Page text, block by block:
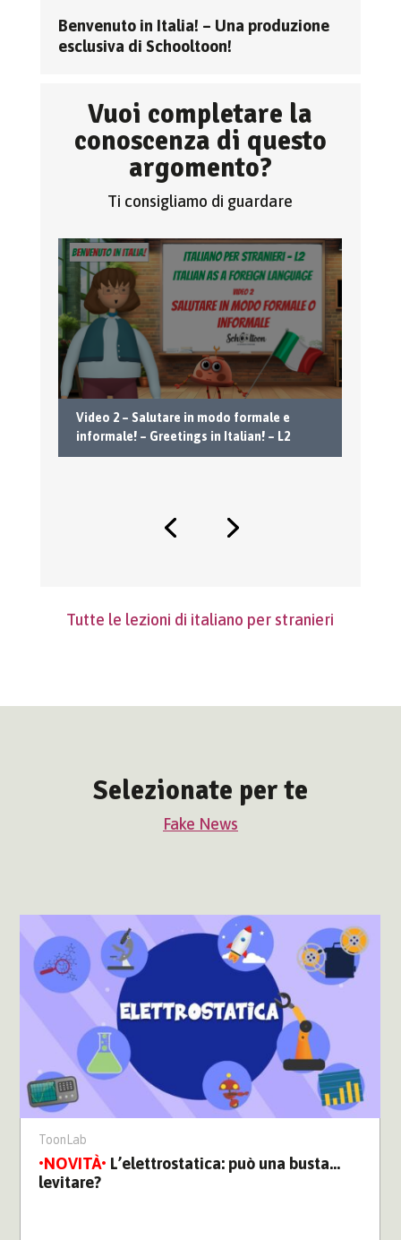
Benvenuto in Italia! – Una produzione
esclusiva di Schooltoon!
Vuoi completare la
conoscenza di questo
argomento?
Ti consigliamo di guardare
Video 2 – Salutare in modo formale e
informale! – Greetings in Italian! – L2
Tutte le lezioni di italiano per stranieri
Selezionate per te
Fake News
L’elettrostatica: può una busta…
levitare?
ToonLab